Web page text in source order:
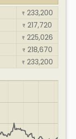
₹ 233,200
₹ 217,720
₹ 225,026
₹ 218,670
₹ 233,200